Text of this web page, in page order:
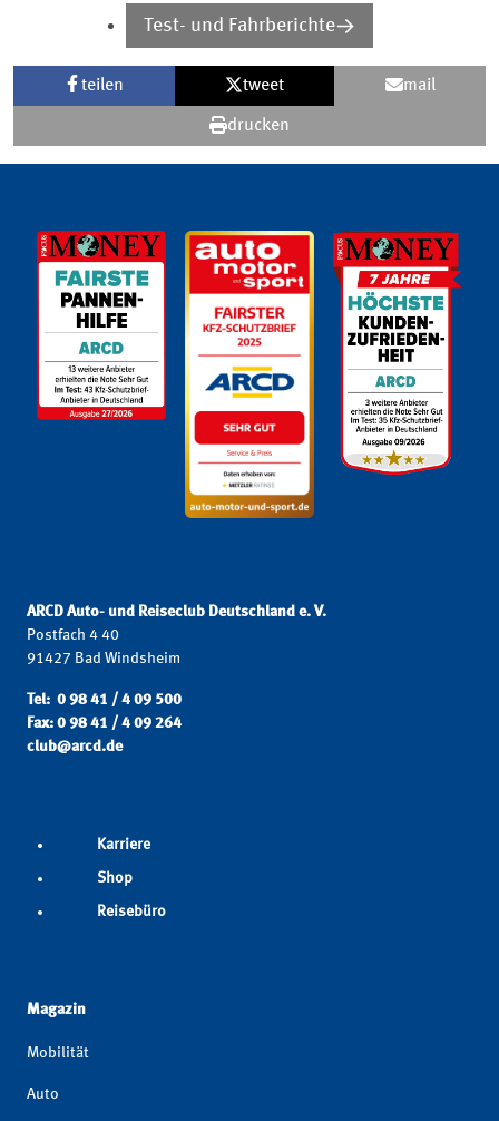
Test- und Fahrberichte
teilen tweet mail
drucken
ARCD Auto- und Reiseclub Deutschland e. V.
Postfach 4 40
91427 Bad Windsheim
Tel: 0 98 41 / 4 09 500
Fax: 0 98 41 / 4 09 264
club@arcd.de
Karriere
Shop
Reisebüro
Magazin
Mobilität
Auto